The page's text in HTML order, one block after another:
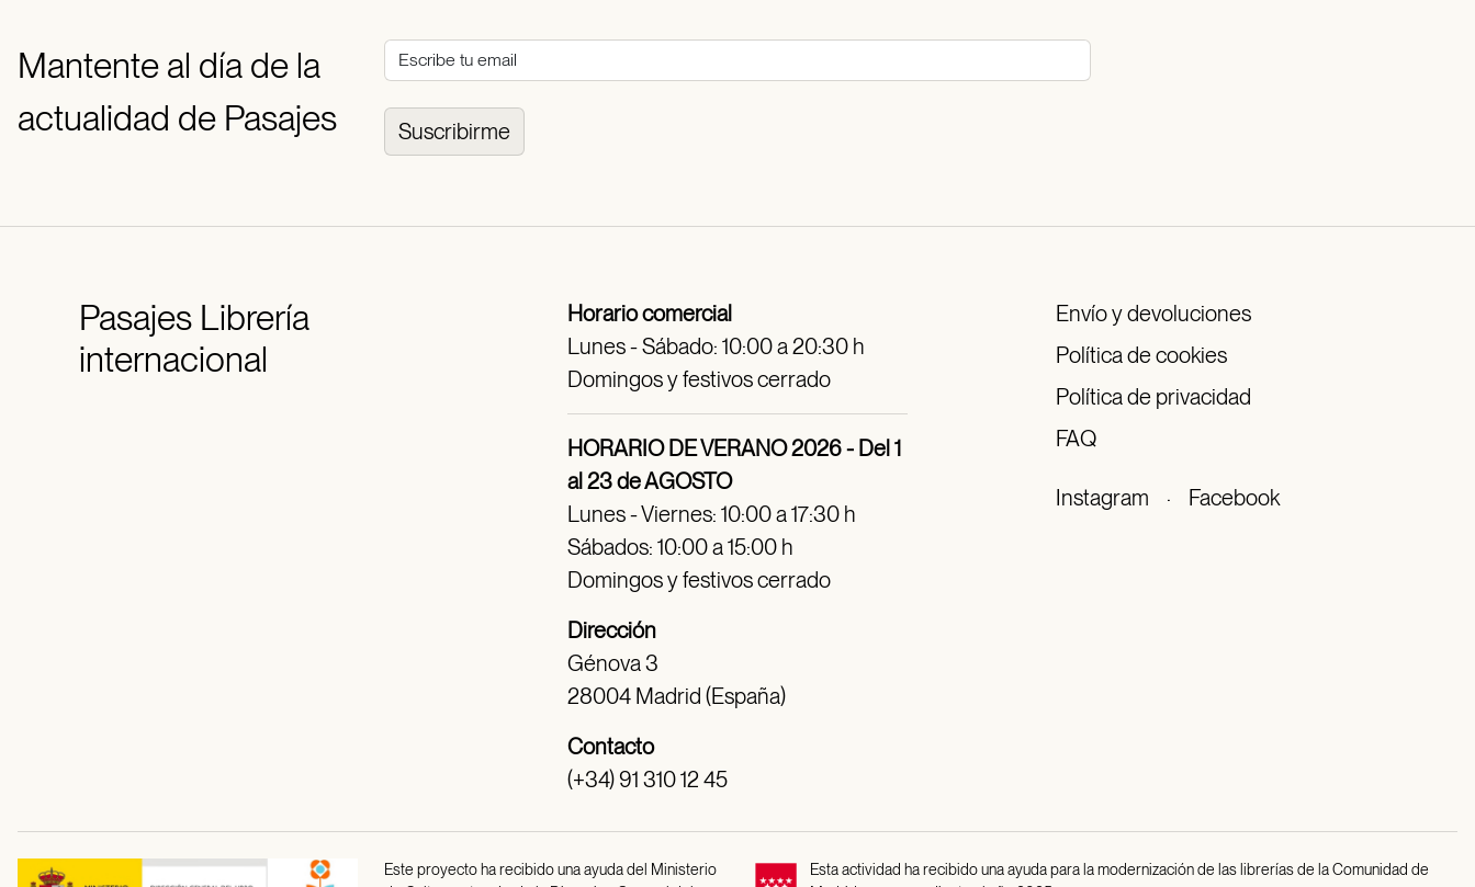
Mantente al día de la
actualidad de Pasajes
Suscribirme
PasajesLibrería
internacional
Horario comercial
Lunes - Sábado: 10:00 a 20:30 h
Domingos y festivos cerrado
HORARIO DE VERANO 2026 - Del 1
al 23 de AGOSTO
Lunes - Viernes: 10:00 a 17:30 h
Sábados: 10:00 a 15:00 h
Domingos y festivos cerrado
Dirección
Génova 3
28004 Madrid (España)
Contacto
(+34) 91 310 12 45
Envío y devoluciones
Política de cookies
Política de privacidad
FAQ
Instagram · Facebook
Este proyecto ha recibido una ayuda del Ministerio
Esta actividad ha recibido una ayuda para la modernización de las librerías de la Comunidad de